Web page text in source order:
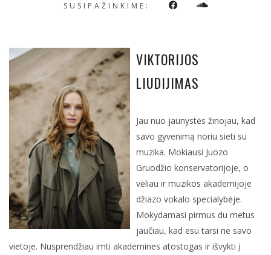
SUSIPAŽINKIME:
VIKTORIJOS
LIUDIJIMAS
Jau nuo jaunystės žinojau, kad
savo gyvenimą noriu sieti su
muzika. Mokiausi Juozo
Gruodžio konservatorijoje, o
vėliau ir muzikos akademijoje
džiazo vokalo specialybėje.
Mokydamasi pirmus du metus
jaučiau, kad esu tarsi ne savo
vietoje. Nusprendžiau imti akademines atostogas ir išvykti į